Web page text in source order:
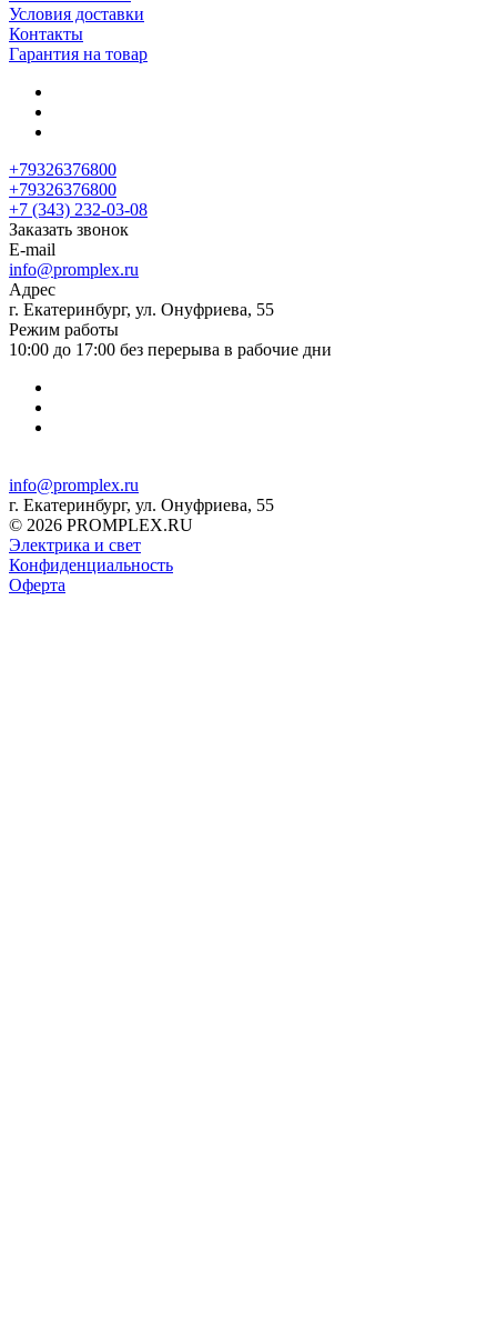
Условия доставки
Контакты
Гарантия на товар
+79326376800
+79326376800
+7 (343) 232-03-08
Заказать звонок
E-mail
info@promplex.ru
Адрес
г. Екатеринбург, ул. Онуфриева, 55
Режим работы
10:00 до 17:00 без перерыва в рабочие дни
info@promplex.ru
г. Екатеринбург, ул. Онуфриева, 55
© 2026 PROMPLEX.RU
Электрика и свет
Конфиденциальность
Оферта